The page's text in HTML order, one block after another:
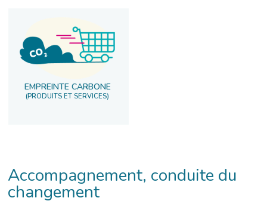
EMPREINTE CARBONE
(PRODUITS ET SERVICES)
Accompagnement, conduite du
changement